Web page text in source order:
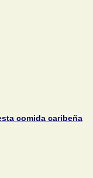
comida caribeña